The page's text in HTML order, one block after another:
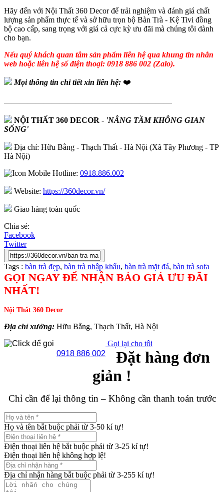
Hãy đến với Nội Thất 360 Decor để trải nghiệm và đánh giá chất
lượng sản phẩm thực tế và sở hữu trọn bộ Bàn Trà - Kệ Tivi đồng
bộ cao cấp, sang trọng với giá cả cực kỳ ưu đãi mà chúng tôi dành
cho bạn.
Nếu quý khách quan tâm sản phẩm liên hệ qua khung tin nhắn
web hoặc liên hệ số điện thoại: 0918 886 002 (Zalo).
Mọi thông tin chi tiết xin liên hệ: ❤️
—————————————————————
NỘI THẤT 360 DECOR - 'NÂNG TẦM KHÔNG GIAN
SỐNG'
Địa chỉ: Hữu Bằng - Thạch Thất - Hà Nội (Xã Tây Phương - TP
Hà Nội)
Hotline: 0918.886.002
Website: https://360decor.vn/
Giao hàng toàn quốc
Chia sẻ:
Facebook
Twitter
Tags : bàn trà đẹp, bàn trà nhập khẩu, bàn trà mặt đá, bàn trà sofa
GỌI NGAY ĐỂ NHẬN BÁO GIÁ ƯU ĐÃI
NHẤT!
Nội Thất 360 Decor
Địa chỉ xưởng: Hữu Bằng, Thạch Thất, Hà Nội
0918 886 002
Gọi lại cho tôi
Đặt hàng đơn
giản !
Chỉ cần để lại thông tin – Không cần thanh toán trước
Họ và tên bắt buộc phải từ 3-50 kí tự!
Điện thoại liên hệ bắt buộc phải từ 3-25 kí tự!
Điện thoại liên hệ không hợp lệ!
Địa chỉ nhận hàng bắt buộc phải từ 3-255 kí tự!